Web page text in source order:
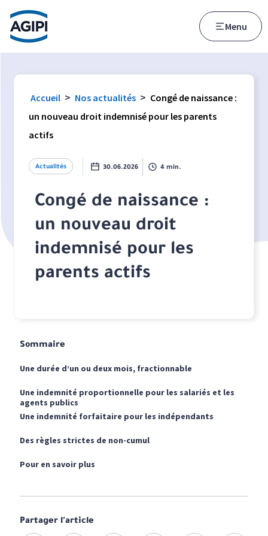
Accès au menu
Accès au contenu principal
Menu
Accueil > Nos actualités > Congé de naissance :
un nouveau droit indemnisé pour les parents
actifs
Actualités 30.06.2026 4 min.
Congé de naissance :
un nouveau droit
indemnisé pour les
parents actifs
Sommaire
Une durée d’un ou deux mois, fractionnable
Une indemnité proportionnelle pour les salariés et les
agents publics
Une indemnité forfaitaire pour les indépendants
Des règles strictes de non-cumul
Pour en savoir plus
Partager l'article